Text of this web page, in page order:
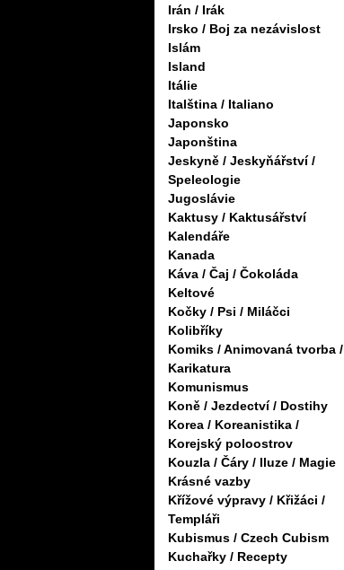
Irán / Irák
Irsko / Boj za nezávislost
Islám
Island
Itálie
Italština / Italiano
Japonsko
Japonština
Jeskyně / Jeskyňářství /
Speleologie
Jugoslávie
Kaktusy / Kaktusářství
Kalendáře
Kanada
Káva / Čaj / Čokoláda
Keltové
Kočky / Psi / Miláčci
Kolibříky
Komiks / Animovaná tvorba /
Karikatura
Komunismus
Koně / Jezdectví / Dostihy
Korea / Koreanistika /
Korejský poloostrov
Kouzla / Čáry / Iluze / Magie
Krásné vazby
Křížové výpravy / Křižáci /
Templáři
Kubismus / Czech Cubism
Kuchařky / Recepty